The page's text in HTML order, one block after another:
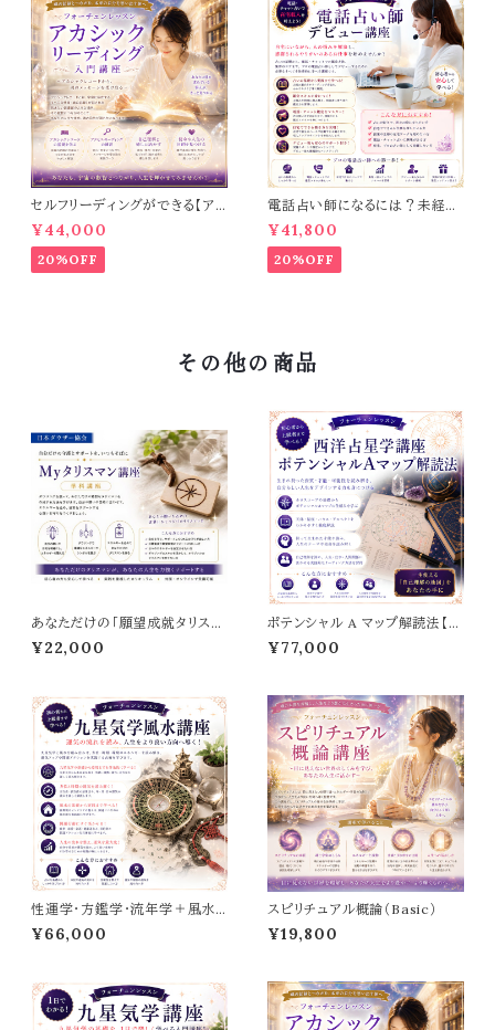
セルフリーディングができる【ア
カシックリーディング入門講座】
¥44,000
20%OFF
電話占い師になるには？未経験
からプロを目指せる【電話占い
師デビュー講座】
¥41,800
20%OFF
その他の商品
あなただけの「願望成就タリスマ
ン」を作る【Myタリスマン講座】
¥22,000
ポテンシャル A マップ解読法【西
洋占星学講座】応用編
¥77,000
性運学・方鑑学・流年学＋風水
【中級レベルまで学べる！九星
気学風水講座】
¥66,000
スピリチュアル概論（Basic）
¥19,800